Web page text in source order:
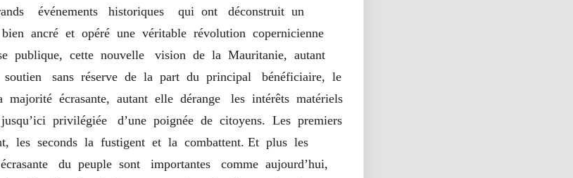
événements historiques qui ont déconstruit un
ancré et opéré une véritable révolution copernicienne
publique, cette nouvelle vision de la Mauritanie, autant
soutien sans réserve de la part du principal bénéficiaire, le
majorité écrasante, autant elle dérange les intérêts matériels
privilégiée d’une poignée de citoyens. Les premiers
les seconds la fustigent et la combattent. Et plus les
du peuple sont importantes comme aujourd’hui,